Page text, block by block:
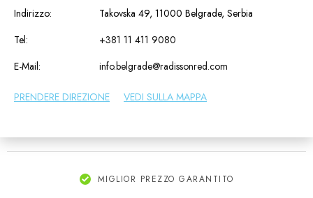
Indirizzo:
Takovska 49, 11000 Belgrade, Serbia
Tel:
+381 11 411 9080
E-Mail:
info.belgrade@radissonred.com
PRENDERE DIREZIONE VEDI SULLA MAPPA
MIGLIOR PREZZO GARANTITO